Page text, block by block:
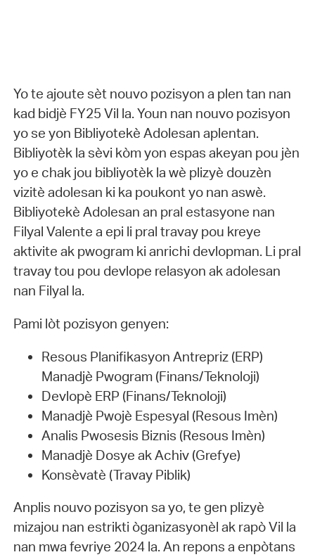
Yo te ajoute sèt nouvo pozisyon a plen tan nan
kad bidjè FY25 Vil la. Youn nan nouvo pozisyon
yo se yon Bibliyotekè Adolesan aplentan.
Bibliyotèk la sèvi kòm yon espas akeyan pou jèn
yo e chak jou bibliyotèk la wè plizyè douzèn
vizitè adolesan ki ka poukont yo nan aswè.
Bibliyotekè Adolesan an pral estasyone nan
Filyal Valente a epi li pral travay pou kreye
aktivite ak pwogram ki anrichi devlopman. Li pral
travay tou pou devlope relasyon ak adolesan
nan Filyal la.
Pami lòt pozisyon genyen:
Resous Planifikasyon Antrepriz (ERP)
Manadjè Pwogram (Finans/Teknoloji)
Devlopè ERP (Finans/Teknoloji)
Manadjè Pwojè Espesyal (Resous Imèn)
Analis Pwosesis Biznis (Resous Imèn)
Manadjè Dosye ak Achiv (Grefye)
Konsèvatè (Travay Piblik)
Anplis nouvo pozisyon sa yo, te gen plizyè
mizajou nan estrikti òganizasyonèl ak rapò Vil la
nan mwa fevriye 2024 la. An repons a enpòtans